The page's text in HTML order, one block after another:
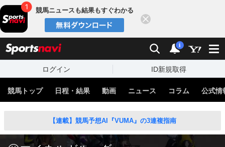
競馬ニュースも結果もすぐわかる
検索 通知
i
ログイン ID新規取得
競馬トップ 日程・結果 動画 ニュース コラム 公式情
【連載】競馬予想AI『VUMA』の3連複指南